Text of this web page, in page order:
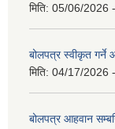
मिति: 05/06/2026
बोलपत्र स्वीकृत
मिति: 04/17/2026
बोलपत्र आहवान